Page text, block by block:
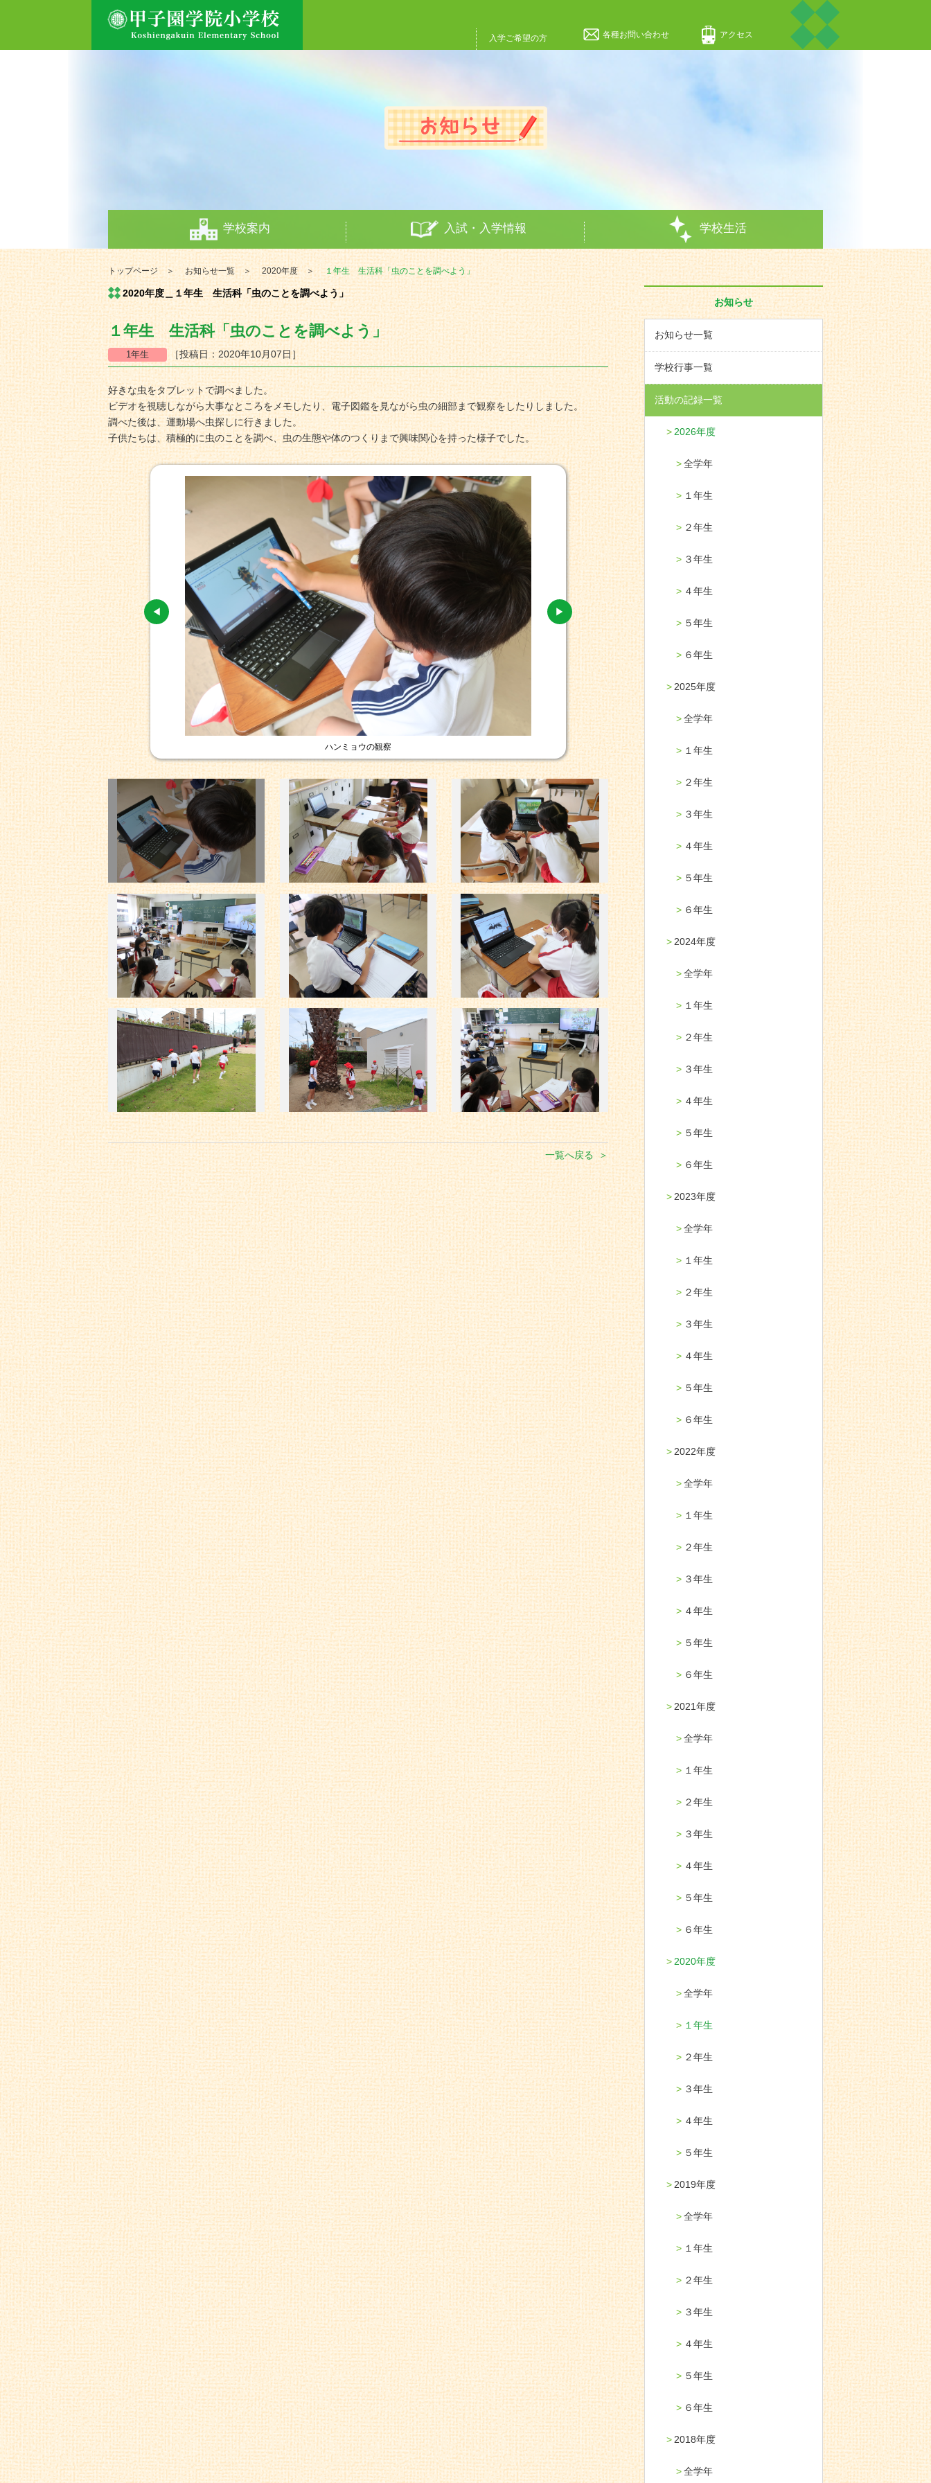
学校案内 入試・入学情報 学校生活
入学ご希望の方 各種お問い合わせ アクセス
トップページ お知らせ一覧 2020年度 １年生 生活科「虫のことを調べよう」
2020年度＿１年生 生活科「虫のことを調べよう」
１年生 生活科「虫のことを調べよう」
［投稿日：2020年10月07日］
好きな虫をタブレットで調べました。
ビデオを視聴しながら大事なところをメモしたり、電子図鑑を見ながら虫の細部まで観察をしたりしました。
調べた後は、運動場へ虫探しに行きました。
子供たちは、積極的に虫のことを調べ、虫の生態や体のつくりまで興味関心を持った様子でした。
ハンミョウの観察
一覧へ戻る
お知らせ
お知らせ一覧
学校行事一覧
活動の記録一覧
2026年度
全学年
１年生
２年生
３年生
４年生
５年生
６年生
2025年度
全学年
１年生
２年生
３年生
４年生
５年生
６年生
2024年度
全学年
１年生
２年生
３年生
４年生
５年生
６年生
2023年度
全学年
１年生
２年生
３年生
４年生
５年生
６年生
2022年度
全学年
１年生
２年生
３年生
４年生
５年生
６年生
2021年度
全学年
１年生
２年生
３年生
４年生
５年生
６年生
2020年度
全学年
１年生
２年生
３年生
４年生
５年生
2019年度
全学年
１年生
２年生
３年生
４年生
５年生
６年生
2018年度
全学年